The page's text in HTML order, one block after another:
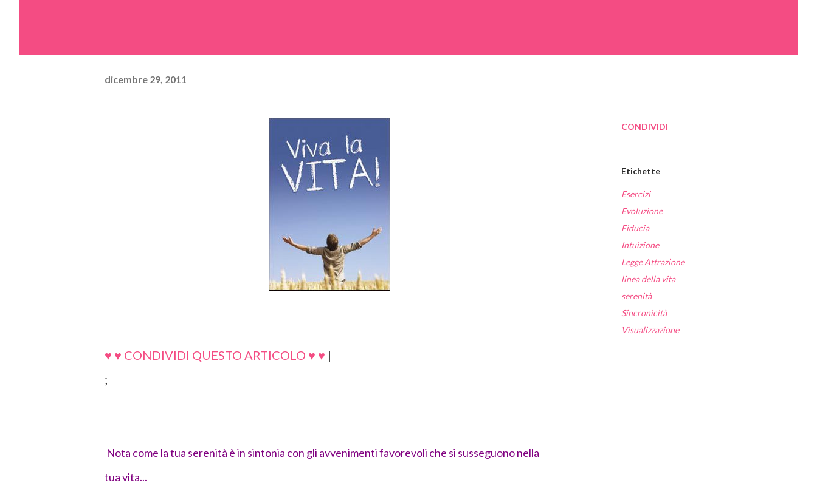
dicembre 29, 2011
♥ ♥ CONDIVIDI QUESTO ARTICOLO ♥ ♥ |
;
Nota come la tua serenità è in sintonia con gli avvenimenti favorevoli che si susseguono nella
tua vita...
CONDIVIDI
Etichette
Esercizi
Evoluzione
Fiducia
Intuizione
Legge Attrazione
linea della vita
serenità
Sincronicità
Visualizzazione